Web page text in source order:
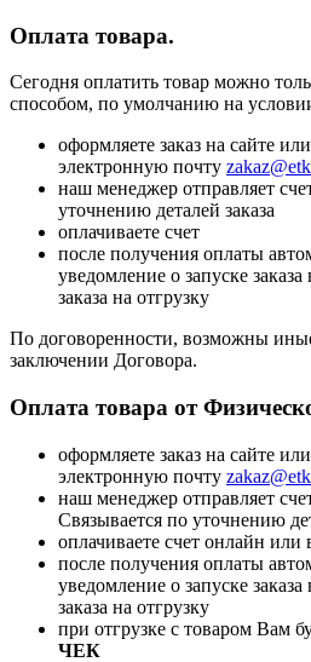
Оплата товара.
Сегодня оплатить товар можно
способом, по умолчанию на
оформляете заказ на сайте
электронную почту
наш менеджер отправляет
уточнению деталей заказа
оплачиваете счет
после получения оплаты
уведомление о запуске
заказа на отгрузку
По договоренности, возможны
заключении Договора.
Оплата товара от
оформляете заказ на сайте
электронную почту
наш менеджер отправляет
Связывается по уточнению
оплачиваете счет онлайн
после получения оплаты
уведомление о запуске
заказа на отгрузку
при отгрузке с товаром Вам
ЧЕК